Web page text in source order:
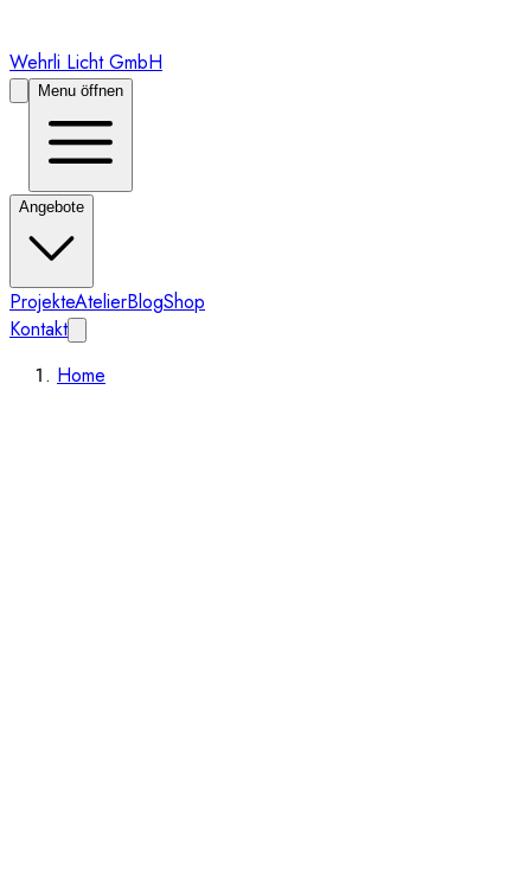
Wehrli Licht GmbH
Menu öffnen
Angebote
ProjekteAtelierBlogShop
Kontakt
Home